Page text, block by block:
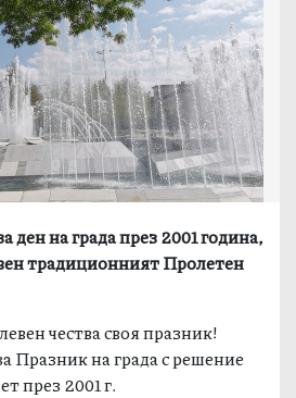
ден на града през 2001 година,
традиционният Пролетен
чества своя празник!
Празник на града с решение
през 2001 г.